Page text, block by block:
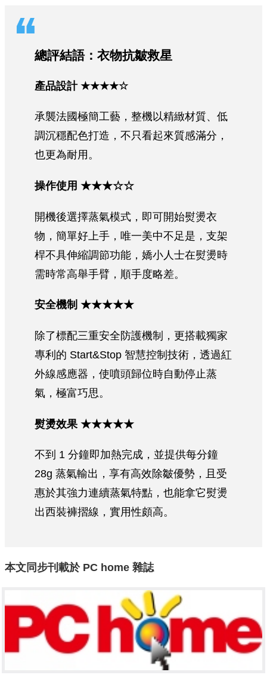
總評結語： 衣物抗皺救星
產品設計★★★★☆
承襲法國極簡工藝，整機以精緻材質、低
調沉穩配色打造，不只看起來質感滿分，
也更為耐用。
操作使用 ★★★☆☆
開機後選擇蒸氣模式，即可開始熨燙衣
物，簡單好上手，唯一美中不足是，支架
桿不具伸縮調節功能，嬌小人士在熨燙時
需時常高舉手臂，順手度略差。
安全機制 ★★★★★
除了標配三重安全防護機制，更搭載獨家
專利的 Start&Stop 智慧控制技術，透過紅
外線感應器，使噴頭歸位時自動停止蒸
氣，極富巧思。
熨燙效果 ★★★★★
不到 1 分鐘即加熱完成，並提供每分鐘
28g 蒸氣輸出，享有高效除皺優勢，且受
惠於其強力連續蒸氣特點，也能拿它熨燙
出西裝褲摺線，實用性頗高。
本文同步刊載於PC home 雜誌